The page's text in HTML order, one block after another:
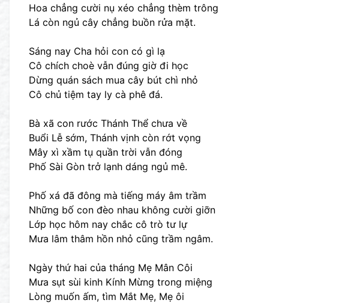
Hoa chẳng cười nụ xéo chẳng thèm trông
Lá còn ngủ cây chẳng buồn rửa mặt.
Sáng nay Cha hỏi con có gì lạ
Cô chích choè vẫn đúng giờ đi học
Dừng quán sách mua cây bút chì nhỏ
Cô chủ tiệm tay ly cà phê đá.
Bà xã con rước Thánh Thể chưa về
Buổi Lễ sớm, Thánh vịnh còn rớt vọng
Mây xì xầm tụ quần trời vẫn đóng
Phố Sài Gòn trở lạnh dáng ngủ mê.
Phố xá đã đông mà tiếng máy âm trầm
Những bố con đèo nhau không cười giỡn
Lớp học hôm nay chắc cô trò tư lự
Mưa lâm thâm hồn nhỏ cũng trầm ngâm.
Ngày thứ hai của tháng Mẹ Mân Côi
Mưa sụt sùi kinh Kính Mừng trong miệng
Lòng muốn ấm, tìm Mắt Mẹ, Mẹ ôi